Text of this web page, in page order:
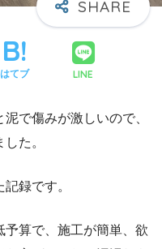
はてブ LINE
で傷みが激しいので、
た。
録です。
予算で、施工が簡単、欲